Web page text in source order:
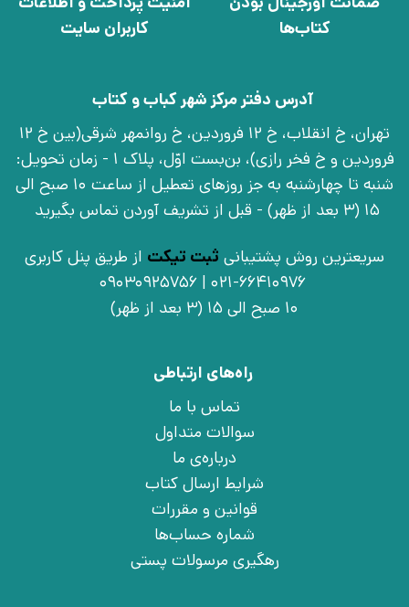
کتاب‌ها
کاربران سایت
آدرس دفتر مرکز شهر کباب و کتاب
تهران، خ انقلاب، خ 12 فروردین، خ روانمهر شرقی(بین خ 12
فروردین و خ فخر رازی)، بن‌بست اوّل، پلاک 1 - زمان تحویل:
شنبه تا چهارشنبه به جز روزهای تعطیل از ساعت 10 صبح الی
15 (3 بعد از ظهر) - قبل از تشریف آوردن تماس بگیرید
سریعترین روش پشتیبانی ثبت تیکت از طریق پنل کاربری
021-66410976 | 09030925756
10 صبح الی 15 (3 بعد از ظهر)
راه‌های ارتباطی
تماس با ما
سوالات متداول
درباره‌ی ما
شرایط ارسال کتاب
قوانین و مقررات
شماره حساب‌ها
رهگیری مرسولات پستی